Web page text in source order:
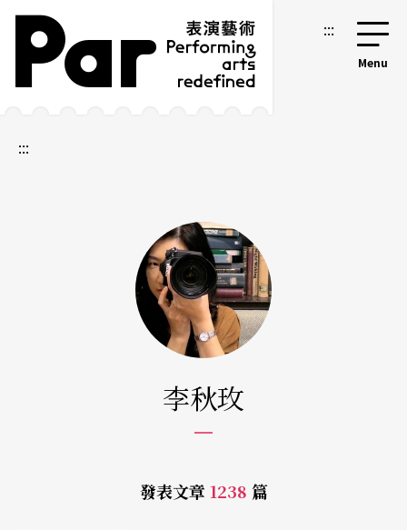
跳到主要內容區塊
網站導覽 :::
:::
李秋玫
發表文章 1238 篇